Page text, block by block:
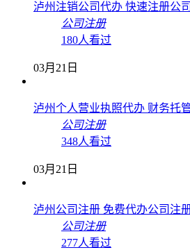
泸州注销公司代办 快速注册公
公司注册
180人看过
03月21日
泸州个人营业执照代办 财务托
公司注册
348人看过
03月21日
泸州公司注册 免费代办公司注
公司注册
277人看过